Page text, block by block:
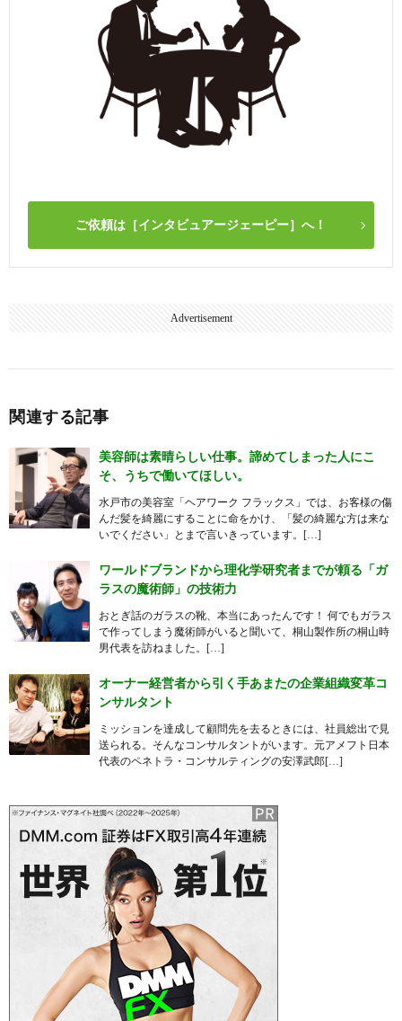
ご依頼は［インタビュアージェーピー］へ！
Advertisement
関連する記事
美容師は素晴らしい仕事。諦めてしまった人にこ
そ、うちで働いてほしい。
水戸市の美容室「ヘアワーク フラックス」では、お客様の傷
んだ髪を綺麗にすることに命をかけ、「髪の綺麗な方は来な
いでください」とまで言いきっています。[…]
ワールドブランドから理化学研究者までが頼る「ガ
ラスの魔術師」の技術力
おとぎ話のガラスの靴、本当にあったんです！ 何でもガラス
で作ってしまう魔術師がいると聞いて、桐山製作所の桐山時
男代表を訪ねました。[…]
オーナー経営者から引く手あまたの企業組織変革コ
ンサルタント
ミッションを達成して顧問先を去るときには、社員総出で見
送られる。そんなコンサルタントがいます。元アメフト日本
代表のペネトラ・コンサルティングの安澤武郎[…]